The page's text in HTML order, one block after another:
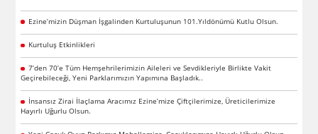
Ezine’mizin Düşman İşgalinden Kurtuluşunun 101.Yıldönümü Kutlu Olsun.
Kurtuluş Etkinlikleri
7’den 70’e Tüm Hemşehrilerimizin Aileleri ve Sevdikleriyle Birlikte Vakit
Geçirebileceği, Yeni Parklarımızın Yapımına Başladık..
İnsansız Zirai İlaçlama Aracımız Ezine’mize Çiftçilerimize, Üreticilerimize
Hayırlı Uğurlu Olsun.